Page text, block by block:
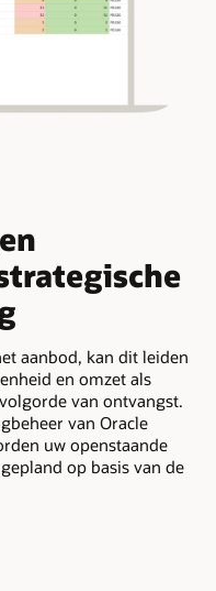
aanbod, kan dit leiden
en omzet als
van ontvangst.
van Oracle
uw openstaande
op basis van de